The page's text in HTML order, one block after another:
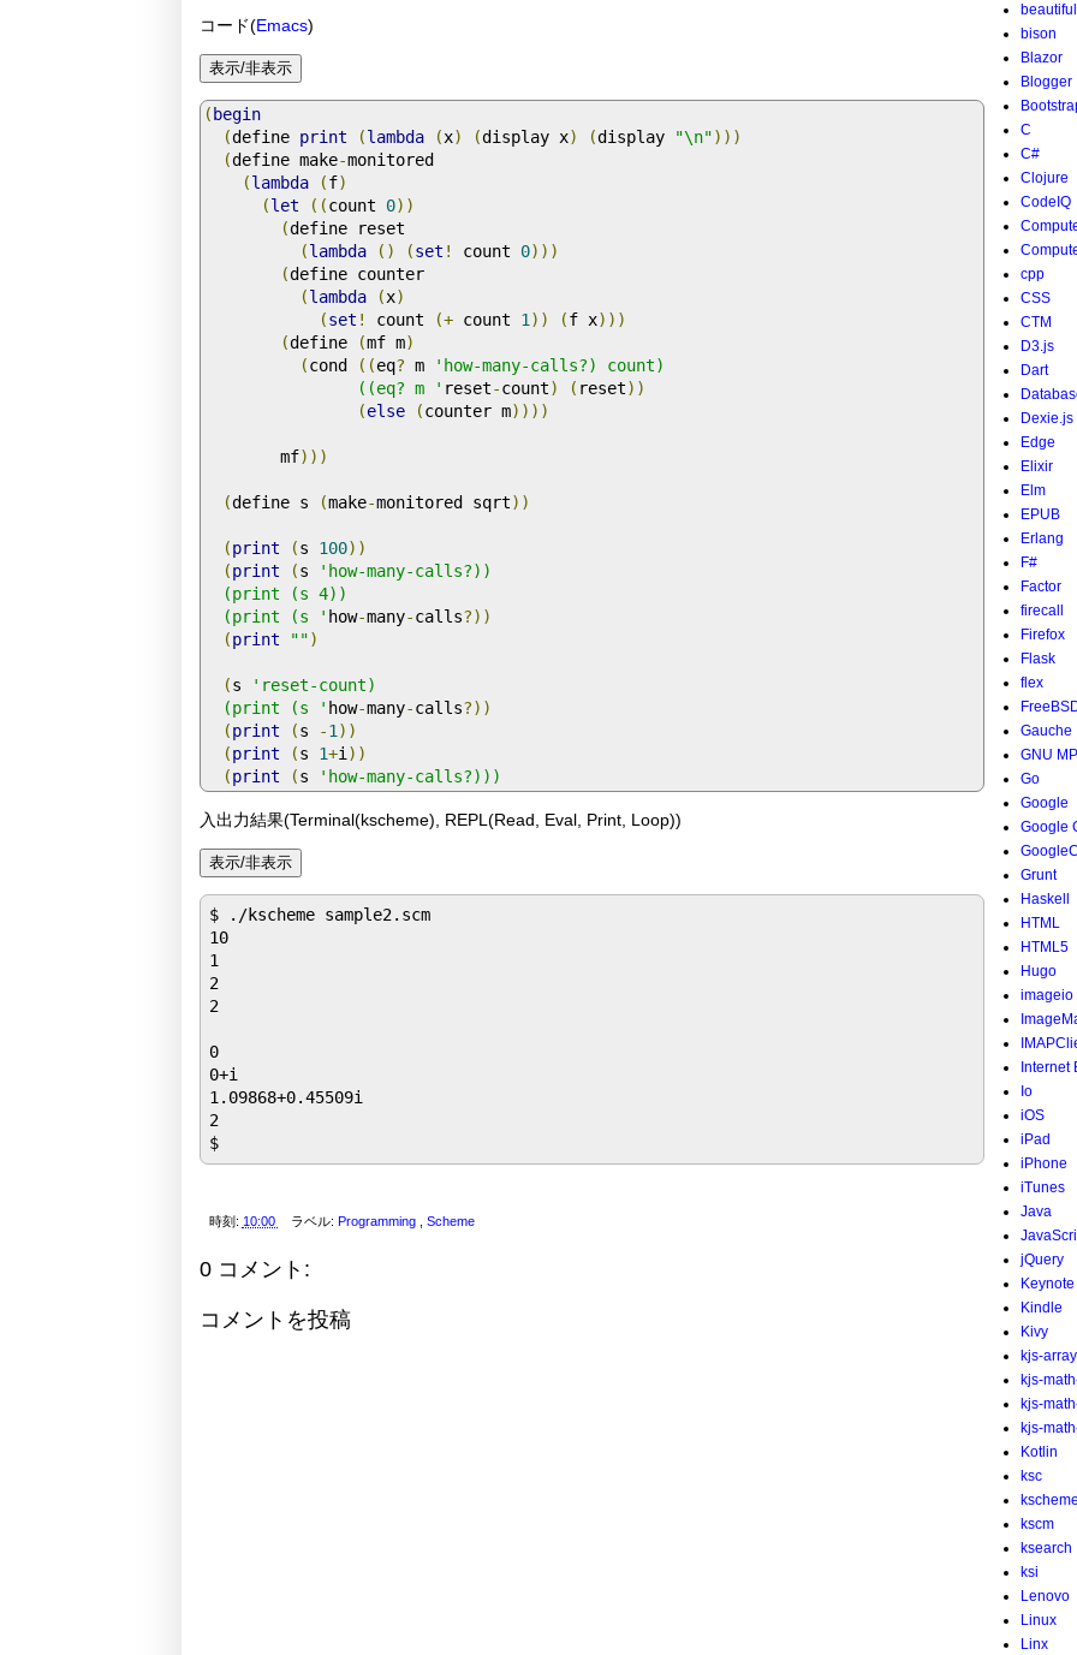
コード(Emacs)
(begin
(define print (lambda (x) (display x) (display "\n")))
(define make-monitored
(lambda (f)
(let ((count 0))
(define reset
(lambda () (set ! count 0)))
(define counter
(lambda (x)
(set ! count (+ count 1 )) (f x)))
(define (mf m)
(cond ((eq? m
'how-many-calls?) count)
                ((eq? m '
reset-count) ( reset))
(else (counter m))))
        mf
)))
(define s (make-monitored sqrt))
(print (s 100))
(print (s
'how-many-calls?))
  (print (s 4))
  (print (s '
how-many-calls?))
(print "")
(s
'reset-count)
  (print (s '
how-many-calls?))
(print (s -1 ))
(print (s 1+i ))
(print (s 'how-many-calls?)))
入出力結果(Terminal(kscheme), REPL(Read, Eval, Print, Loop))
$ ./kscheme sample2.scm
10
1
2
2
0
0+i
1.09868+0.45509i
2
$
時刻: 10:00 ラベル:Programming ,Scheme
0 コメント:
コメントを投稿
bison
Blazor
Blogger
C
C#
Clojure
CodeIQ
cpp
CSS
CTM
D3.js
Dart
Dexie.js
Edge
Elixir
Elm
EPUB
Erlang
F#
Factor
firecall
Firefox
Flask
flex
Gauche
GNU
Go
Google
Google
Grunt
Haskell
HTML
HTML5
Hugo
imageio
Internet
Io
iOS
iPad
iPhone
iTunes
Java
jQuery
Keynote
Kindle
Kivy
kjs-array
kjs-
kjs-
kjs-
Kotlin
ksc
kscheme
kscm
ksearch
ksi
Lenovo
Linux
Linx